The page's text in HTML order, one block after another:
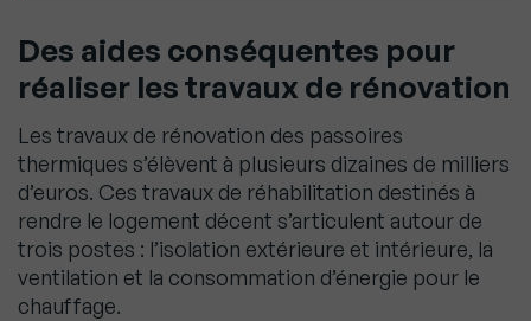
Des aides conséquentes pour
réaliser les travaux de rénovation
Les travaux de rénovation des passoires
thermiques s’élèvent à plusieurs dizaines de milliers
d’euros. Ces travaux de réhabilitation destinés à
rendre le logement décent s’articulent autour de
trois postes : l’isolation extérieure et intérieure, la
ventilation et la consommation d’énergie pour le
chauffage.